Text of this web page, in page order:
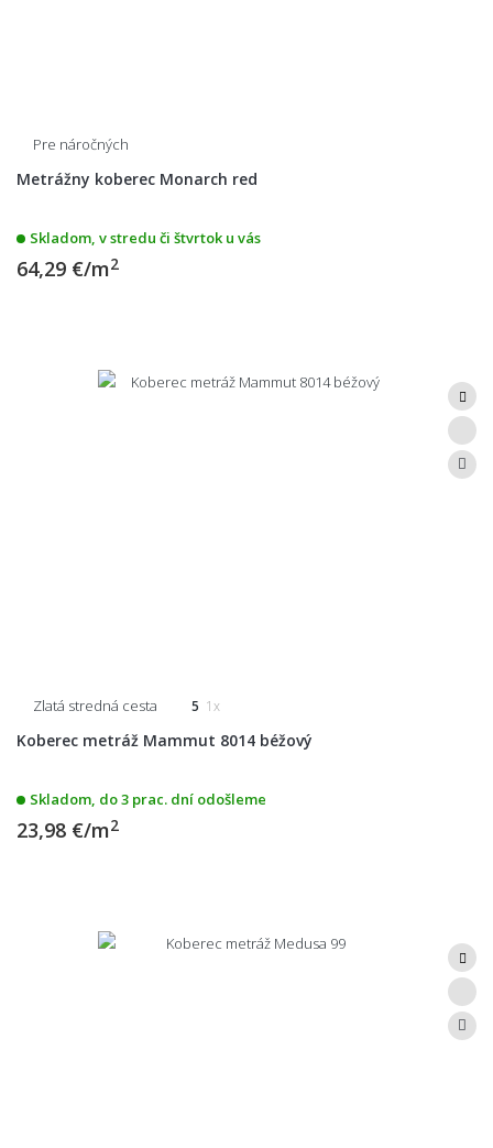
Pre náročných
Metrážny koberec Monarch red
Skladom, v stredu či štvrtok u vás
64,29 €/m2
Zlatá stredná cesta 5 1x
Koberec metráž Mammut 8014 béžový
Skladom, do 3 prac. dní odošleme
23,98 €/m2